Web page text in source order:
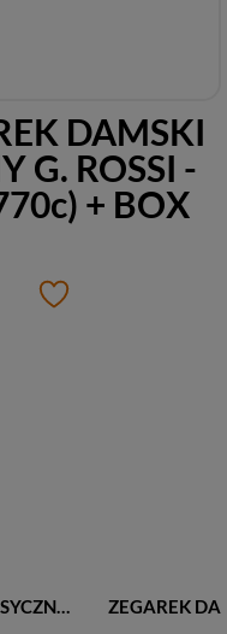
DAMSKI
G. ROSSI -
+ BOX
ZEGAREK DAMSKI NA PASKU KLASYCZNY G. ROSSI - 10398A-3G3 (zg783g) r.g./gray + BOX